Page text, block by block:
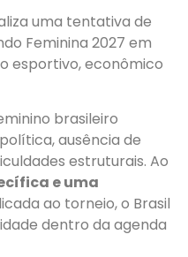
uma tentativa de
Feminina 2027 em
esportivo, econômico
brasileiro
ausência de
estruturais. Ao
e uma
ao torneio, o Brasil
dentro da agenda